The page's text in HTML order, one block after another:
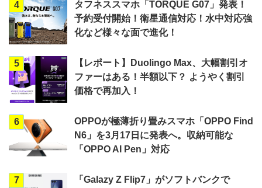
4
タフネススマホ「TORQUE G07」発表！
予約受付開始！衛星通信対応！水中対応強
化など様々な面で進化！
5
【レポート】Duolingo Max、大幅割引オ
ファーはある！半額以下？ ようやく割引
価格で再加入！
6
OPPOが極薄折り畳みスマホ「OPPO Find
N6」を3月17日に発表へ。収納可能な
「OPPO AI Pen」対応
7
「Galazy Z Flip7」がソフトバンクで